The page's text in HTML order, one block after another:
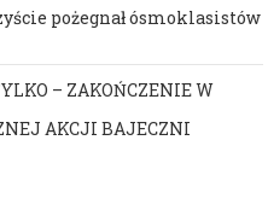
pożegnał ósmoklasistów
– ZAKOŃCZENIE W
AKCJI BAJECZNI